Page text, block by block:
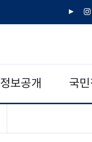
유
인
정보공개 국